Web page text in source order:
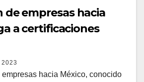
de empresas hacia
a certificaciones
empresas hacia México, conocido